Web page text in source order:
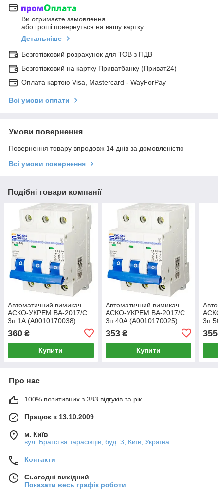
Ви отримаєте замовлення
або гроші повернуться на вашу картку
Детальніше
Безготівковий розрахунок для ТОВ з ПДВ
Безготівковий на картку Приватбанку (Приват24)
Оплата картою Visa, Mastercard - WayForPay
Всі умови оплати
Умови повернення
Повернення товару впродовж 14 днів за домовленістю
Всі умови повернення
Подібні товари компанії
Автоматичний вимикач
АСКО-УКРЕМ ВА-2017/C
3п 1А (A0010170038)
360 ₴
Купити
Автоматичний вимикач
АСКО-УКРЕМ ВА-2017/C
3п 40А (A0010170025)
353₴
Купити
3п
355
Про нас
100% позитивних з 383 відгуків за рік
Працює з 13.10.2009
м. Київ
вул. Братства тарасівців, буд. 3, Київ, Україна
Контакти
Сьогодні вихідний
Показати весь графік роботи